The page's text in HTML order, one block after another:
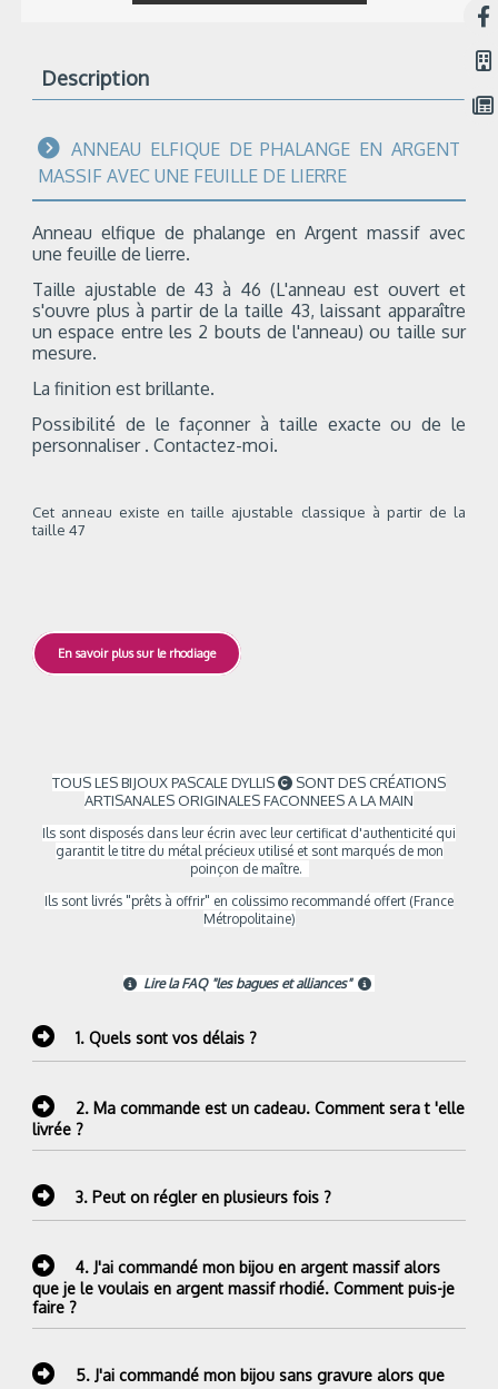
Description
ANNEAU ELFIQUE DE PHALANGE EN ARGENT
MASSIF AVEC UNE FEUILLE DE LIERRE
Anneau elfique de phalange en Argent massif avec
une feuille de lierre.
Taille ajustable de 43 à 46 (L'anneau est ouvert et
s'ouvre plus à partir de la taille 43, laissant apparaître
un espace entre les 2 bouts de l'anneau) ou taille sur
mesure.
La finition est brillante.
Possibilité de le façonner à taille exacte ou de le
personnaliser . Contactez-moi.
Cet anneau existe en taille ajustable classique à partir de la
taille 47
En savoir plus sur le rhodiage
TOUS LES BIJOUX PASCALE DYLLIS  SONT DES CRÉATIONS
ARTISANALES ORIGINALES FACONNEES A LA MAIN
Ils sont disposés dans leur écrin avec leur certificat d'authenticité qui
garantit le titre du métal précieux utilisé et sont marqués de mon
poinçon de maître.
Ils sont livrés "prêts à offrir" en colissimo recommandé offert (France
Métropolitaine)
 Lire la FAQ "les bagues et alliances" 
1. Quels sont vos délais ?
2. Ma commande est un cadeau. Comment sera t 'elle
livrée ?
3. Peut on régler en plusieurs fois ?
4. J'ai commandé mon bijou en argent massif alors
que je le voulais en argent massif rhodié. Comment puis-je
faire ?
5. J'ai commandé mon bijou sans gravure alors que